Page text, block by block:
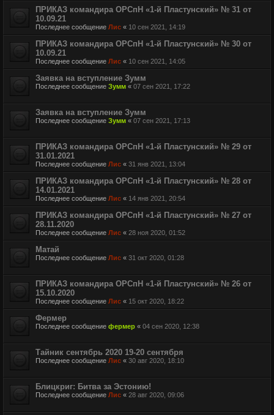
ПРИКАЗ командира ОРСпН «1-й Пластунский» № 31 от
10.09.21
Последнее сообщение Лис « 10 сен 2021, 14:19
ПРИКАЗ командира ОРСпН «1-й Пластунский» № 30 от
10.09.21
Последнее сообщение Лис « 10 сен 2021, 14:05
Заявка на вступление Зумм
Последнее сообщение Зумм « 07 сен 2021, 17:22
Заявка на вступление Зумм
Последнее сообщение Зумм « 07 сен 2021, 17:13
ПРИКАЗ командира ОРСпН «1-й Пластунский» № 29 от
31.01.2021
Последнее сообщение Лис « 31 янв 2021, 13:04
ПРИКАЗ командира ОРСпН «1-й Пластунский» № 28 от
14.01.2021
Последнее сообщение Лис « 14 янв 2021, 20:54
ПРИКАЗ командира ОРСпН «1-й Пластунский» № 27 от
28.11.2020
Последнее сообщение Лис « 28 ноя 2020, 01:52
Матай
Последнее сообщение Лис « 31 окт 2020, 01:28
ПРИКАЗ командира ОРСпН «1-й Пластунский» № 26 от
15.10.2020
Последнее сообщение Лис « 15 окт 2020, 18:22
Фермер
Последнее сообщение фермер « 04 сен 2020, 12:38
Тайник сентябрь 2020 19-20 сентября
Последнее сообщение Лис « 30 авг 2020, 18:10
Блицкриг: Битва за Эстонию!
Последнее сообщение Лис « 28 авг 2020, 09:06